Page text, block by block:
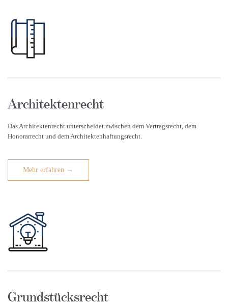
Architektenrecht
Das Architektenrecht unterscheidet zwischen dem Vertragsrecht, dem
Honorarrecht und dem Architektenhaftungsrecht.
Mehr erfahren →
Grundstücksrecht